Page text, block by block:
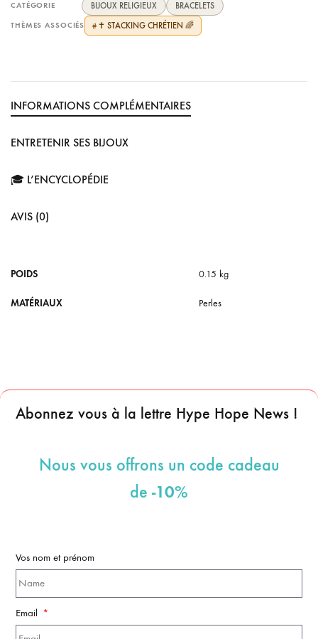
CATÉGORIE BIJOUX RELIGIEUX BRACELETS
THÈMES ASSOCIÉS # ✝️ STACKING CHRÉTIEN 🌈
INFORMATIONS COMPLÉMENTAIRES
ENTRETENIR SES BIJOUX
🎓 L’ENCYCLOPÉDIE
AVIS (0)
POIDS 0.15 kg
MATÉRIAUX Perles
Abonnez vous à la lettre Hype Hope News !
Nous vous offrons un code cadeau
de -10%
Vos nom et prénom
Email